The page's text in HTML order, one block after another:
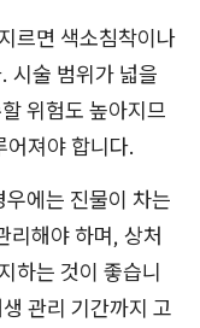
르면 색소침착이나
시술 범위가 넓을
위험도 높아지므
어져야 합니다.
에는 진물이 차는
리해야 하며, 상처
하는 것이 좋습니
관리 기간까지 고